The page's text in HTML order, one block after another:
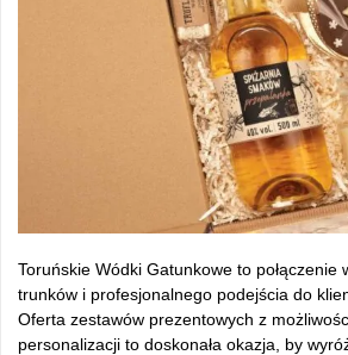
Toruńskie Wódki Gatunkowe to połączenie
trunków i profesjonalnego podejścia do
Oferta zestawów prezentowych z
personalizacji to doskonała okazja, by